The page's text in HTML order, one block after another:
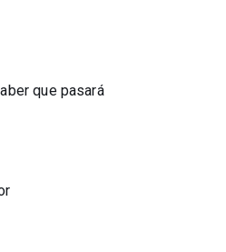
que pasará